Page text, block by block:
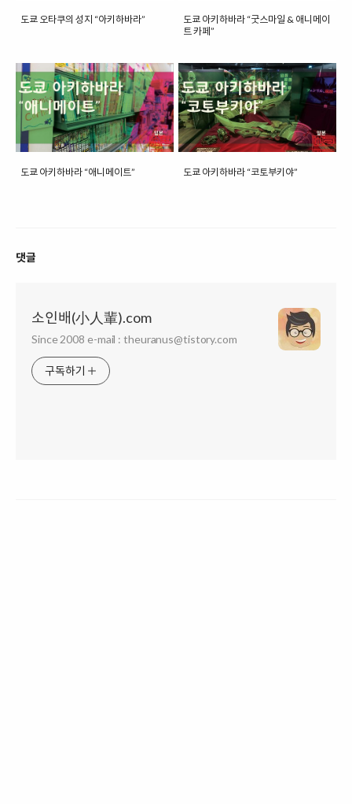
도쿄 오타쿠의 성지 “아키하바라”
도쿄 아키하바라 “굿스마일 & 애니메이
트 카페”
도쿄 아키하바라 “애니메이트” 도쿄 아키하바라 “코토부키야”
댓글
소인배(小人輩).com
Since 2008 e-mail : theuranus@tistory.com
구독하기